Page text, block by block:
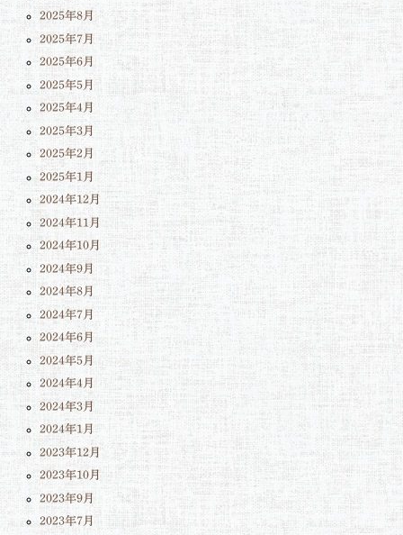
2025年8月
2025年7月
2025年6月
2025年5月
2025年4月
2025年3月
2025年2月
2025年1月
2024年12月
2024年11月
2024年10月
2024年9月
2024年8月
2024年7月
2024年6月
2024年5月
2024年4月
2024年3月
2024年1月
2023年12月
2023年10月
2023年9月
2023年7月